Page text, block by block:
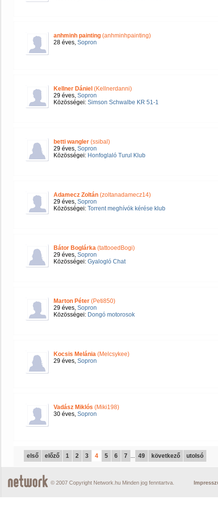
anhminh painting (anhminhpainting)
28 éves, Sopron
Kellner Dániel (Kellnerdanni)
29 éves, Sopron
Közösségei: Simson Schwalbe KR 51-1
betti wangler (ssibal)
29 éves, Sopron
Közösségei: Honfoglaló Turul Klub
Adamecz Zoltán (zoltanadamecz14)
29 éves, Sopron
Közösségei: Torrent meghívók kérése klub
Bátor Boglárka (tattooedBogi)
29 éves, Sopron
Közösségei: Gyalogló Chat
Marton Péter (Peti850)
29 éves, Sopron
Közösségei: Dongó motorosok
Kocsis Melánia (Melcsykee)
29 éves, Sopron
Vadász Miklós (Miki198)
30 éves, Sopron
első előző 1 2 3 4 5 6 7 ... 49 következő utolsó
© 2007 Copyright Network.hu Minden jog fenntartva.